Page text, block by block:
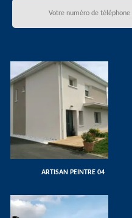
ARTISAN PEINTRE 04